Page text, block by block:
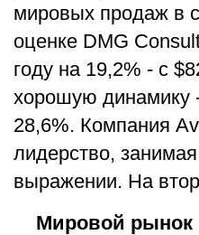
мировых продаж в
оценке DMG
году на 19,2% - с
хорошую динамику
28,6%. Компания
лидерство,
выражении. На
Мировой рынок